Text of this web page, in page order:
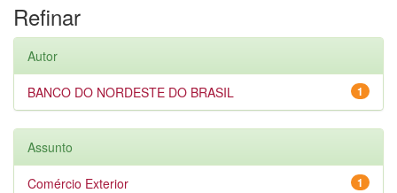
Refinar
Autor
1
BANCO DO NORDESTE DO BRASIL
Assunto
1
Comércio Exterior